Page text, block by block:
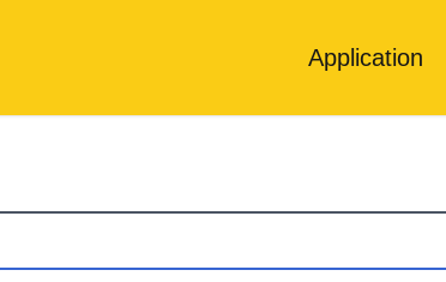
Application